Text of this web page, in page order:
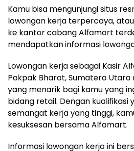
Kamu bisa mengunjungi situs
lowongan kerja terpercaya,
ke kantor cabang Alfamart
mendapatkan informasi
Lowongan kerja sebagai Kasir
Pakpak Bharat, Sumatera
yang menarik bagi kamu yang
bidang retail. Dengan kualifikasi
semangat kerja yang tinggi,
kesuksesan bersama Alfamart.
Informasi lowongan kerja ini